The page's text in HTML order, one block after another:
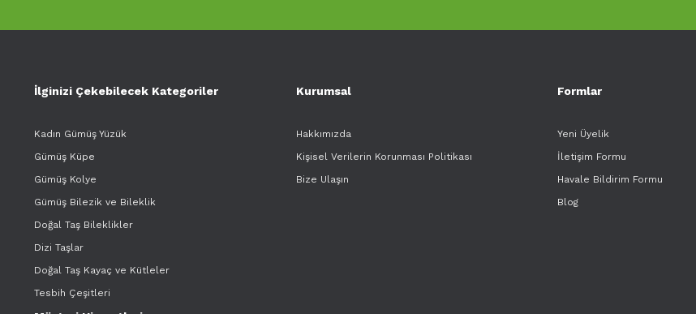
İlginizi Çekebilecek Kategoriler
Kadın Gümüş Yüzük
Gümüş Küpe
Gümüş Kolye
Gümüş Bilezik ve Bileklik
Doğal Taş Bileklikler
Dizi Taşlar
Doğal Taş Kayaç ve Kütleler
Tesbih Çeşitleri
Kurumsal
Hakkımızda
Kişisel Verilerin Korunması Politikası
Bize Ulaşın
Formlar
Yeni Üyelik
İletişim Formu
Havale Bildirim Formu
Blog